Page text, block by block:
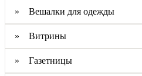
» Вешалки для одежды
» Витрины
» Газетницы